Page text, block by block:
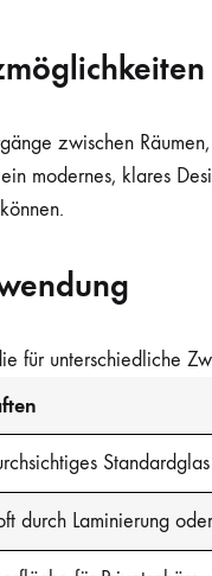
zwischen
modernes, klares
für unterschiedliche
Standardglas
durch Laminierung